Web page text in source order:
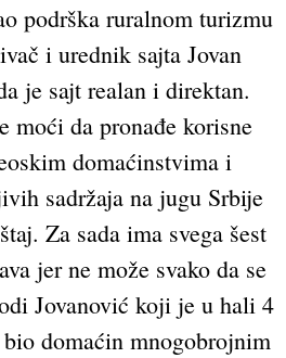
podrška ruralnom turizmu
i urednik sajta Jovan
je sajt realan i direktan.
moći da pronađe korisne
domaćinstvima i
sadržaja na jugu Srbije
Za sada ima svega šest
jer ne može svako da se
Jovanović koji je u hali 4
domaćin mnogobrojnim